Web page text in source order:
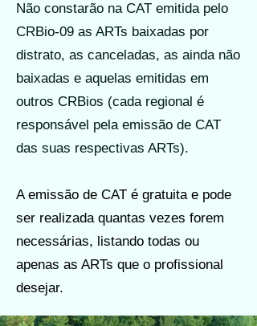
Não constarão na CAT emitida pelo
CRBio-09 as ARTs baixadas por
distrato, as canceladas, as ainda não
baixadas e aquelas emitidas em
outros CRBios (cada regional é
responsável pela emissão de CAT
das suas respectivas ARTs).
A emissão de CAT é gratuita e pode
ser realizada quantas vezes forem
necessárias, listando todas ou
apenas as ARTs que o profissional
desejar.